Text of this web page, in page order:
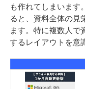
も作れてしまいます
ると、資料全体の見
ます。特に複数人で
するレイアウトを意